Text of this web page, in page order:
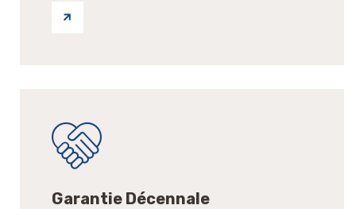
Garantie Décennale